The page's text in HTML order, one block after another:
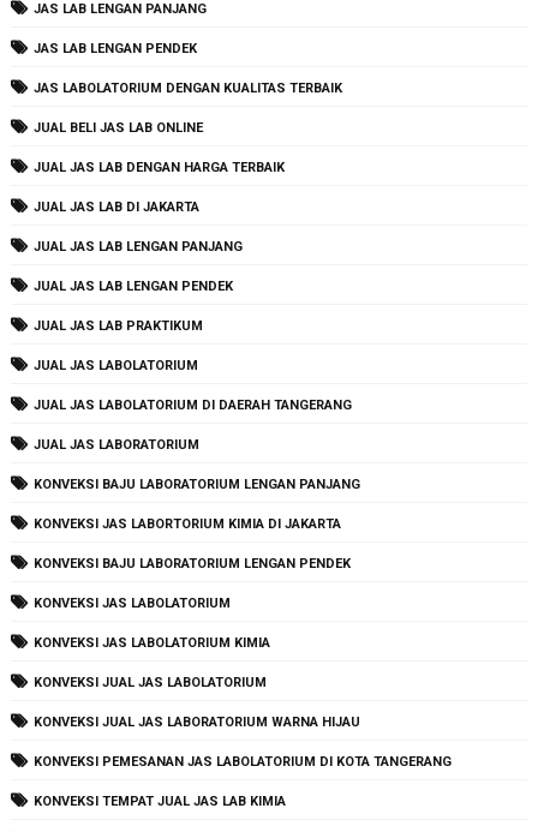
JAS LAB LENGAN PANJANG
JAS LAB LENGAN PENDEK
JAS LABOLATORIUM DENGAN KUALITAS TERBAIK
JUAL BELI JAS LAB ONLINE
JUAL JAS LAB DENGAN HARGA TERBAIK
JUAL JAS LAB DI JAKARTA
JUAL JAS LAB LENGAN PANJANG
JUAL JAS LAB LENGAN PENDEK
JUAL JAS LAB PRAKTIKUM
JUAL JAS LABOLATORIUM
JUAL JAS LABOLATORIUM DI DAERAH TANGERANG
JUAL JAS LABORATORIUM
KONVEKSI BAJU LABORATORIUM LENGAN PANJANG
KONVEKSI JAS LABORTORIUM KIMIA DI JAKARTA
KONVEKSI BAJU LABORATORIUM LENGAN PENDEK
KONVEKSI JAS LABOLATORIUM
KONVEKSI JAS LABOLATORIUM KIMIA
KONVEKSI JUAL JAS LABOLATORIUM
KONVEKSI JUAL JAS LABORATORIUM WARNA HIJAU
KONVEKSI PEMESANAN JAS LABOLATORIUM DI KOTA TANGERANG
KONVEKSI TEMPAT JUAL JAS LAB KIMIA